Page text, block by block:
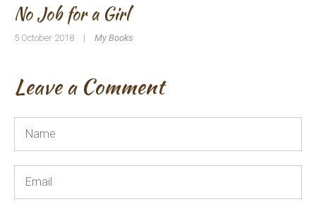
No Job for a Girl
5 October 2018 | My Books
Leave a Comment